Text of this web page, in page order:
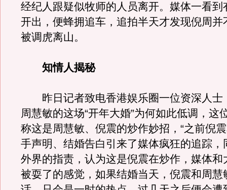
经纪人跟疑似牧师的人员离开。媒体一看到
开出，便蜂拥追车，追拍半天才发现倪周并
被调虎离山。
知情人揭秘
昨日记者致电香港娱乐圈一位资深人士
周慧敏的这场“开年大婚”为何如此低调，这
称这是周慧敏、倪震的炒作妙招，“之前倪
手声明、结婚告白引来了媒体疯狂的追踪，
外界的指责，认为这是倪震在炒作，媒体和
被耍了的感觉，如果结婚当天，倪震和周慧